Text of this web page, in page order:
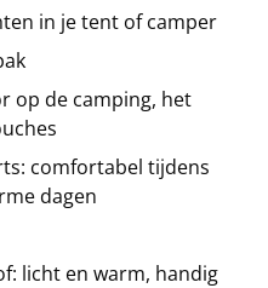
in je tent of camper
op de camping, het
comfortabel tijdens
dagen
licht en warm, handig